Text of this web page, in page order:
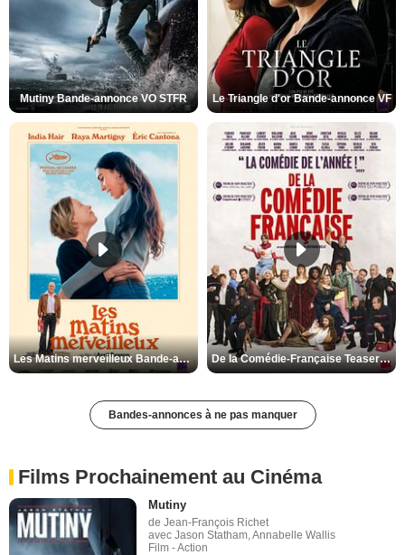
Mutiny Bande-annonce VO STFR Le Triangle d'or Bande-annonce VF
Les Matins merveilleux Bande-annonce VF De la Comédie-Française Teaser VF
Bandes-annonces à ne pas manquer
Films Prochainement au Cinéma
Mutiny
de Jean-François Richet
avec Jason Statham, Annabelle Wallis
Film - Action